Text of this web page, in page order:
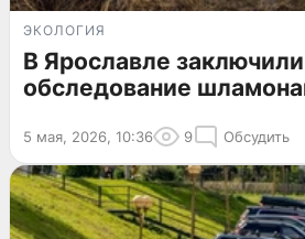
ЭКОЛОГИЯ
В Ярославле
обследование
5 мая, 2026, 10:36 9 Обсудить